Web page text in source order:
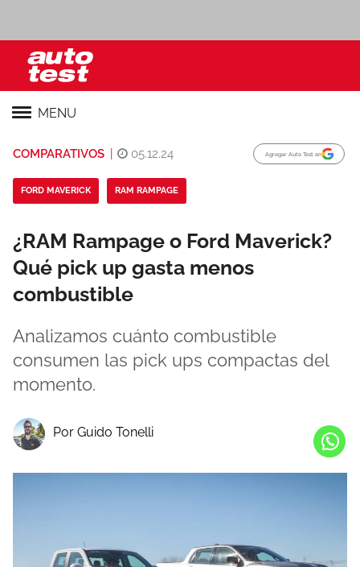
MENU
COMPARATIVOS 05.12.24 Agregar Auto Test en
FORD MAVERICK RAM RAMPAGE
¿RAM Rampage o Ford Maverick?
Qué pick up gasta menos
combustible
Analizamos cuánto combustible
consumen las pick ups compactas del
momento.
Por Guido Tonelli